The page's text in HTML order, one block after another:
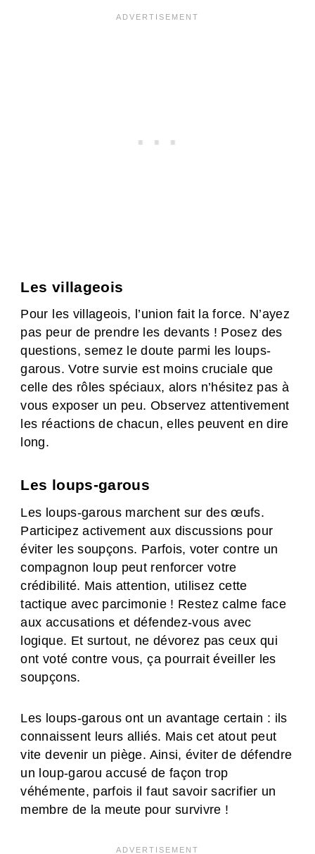
Les villageois
Pour les villageois, l’union fait la force. N’ayez
pas peur de prendre les devants ! Posez des
questions, semez le doute parmi les loups-
garous. Votre survie est moins cruciale que
celle des rôles spéciaux, alors n’hésitez pas à
vous exposer un peu. Observez attentivement
les réactions de chacun, elles peuvent en dire
long.
Les loups-garous
Les loups-garous marchent sur des œufs.
Participez activement aux discussions pour
éviter les soupçons. Parfois, voter contre un
compagnon loup peut renforcer votre
crédibilité. Mais attention, utilisez cette
tactique avec parcimonie ! Restez calme face
aux accusations et défendez-vous avec
logique. Et surtout, ne dévorez pas ceux qui
ont voté contre vous, ça pourrait éveiller les
soupçons.
Les loups-garous ont un avantage certain : ils
connaissent leurs alliés. Mais cet atout peut
vite devenir un piège. Ainsi, éviter de défendre
un loup-garou accusé de façon trop
véhémente, parfois il faut savoir sacrifier un
membre de la meute pour survivre !